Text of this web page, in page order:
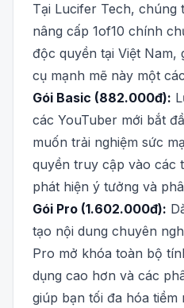
Tại Lucifer Tech, chúng
nâng cấp 1of10 chính
độc quyền tại Việt Nam,
cụ mạnh mẽ này một
Gói Basic (882.000đ):
các YouTuber mới bắt
muốn trải nghiệm sức
quyền truy cập vào các
phát hiện ý tưởng và
Gói Pro (1.602.000đ):
tạo nội dung chuyên
Pro mở khóa toàn bộ
dụng cao hơn và các
giúp bạn tối đa hóa tiềm